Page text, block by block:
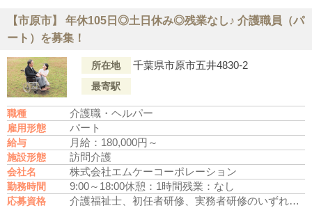
【市原市】 年休105日◎土日休み◎残業なし♪ 介護職員（パ
ート）を募集！
所在地 千葉県市原市五井4830-2
最寄駅
職種 介護職・ヘルパー
雇用形態 パート
給与 月給：180,000円～
施設形態 訪問介護
会社名 株式会社エムケーコーポレーション
勤務時間 9:00～18:00休憩：1時間残業：なし
応募資格 介護福祉士、初任者研修、実務者研修のいずれかの資格をお持ちの方